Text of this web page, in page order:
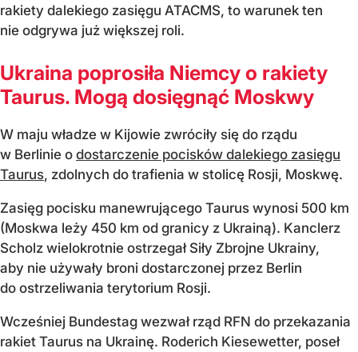
rakiety dalekiego zasięgu ATACMS, to warunek ten
nie odgrywa już większej roli.
Ukraina poprosiła Niemcy o rakiety
Taurus. Mogą dosięgnąć Moskwy
W maju władze w Kijowie zwróciły się do rządu
w Berlinie o dostarczenie pocisków dalekiego zasięgu
Taurus, zdolnych do trafienia w stolicę Rosji, Moskwę.
Zasięg pocisku manewrującego Taurus wynosi 500 km
(Moskwa leży 450 km od granicy z Ukrainą). Kanclerz
Scholz wielokrotnie ostrzegał Siły Zbrojne Ukrainy,
aby nie używały broni dostarczonej przez Berlin
do ostrzeliwania terytorium Rosji.
Wcześniej Bundestag wezwał rząd RFN do przekazania
rakiet Taurus na Ukrainę. Roderich Kiesewetter, poseł